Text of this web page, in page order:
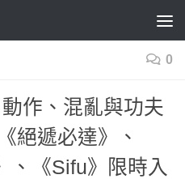
0
作、混亂與功夫
絕遞必達》、
、《Sifu》限時入